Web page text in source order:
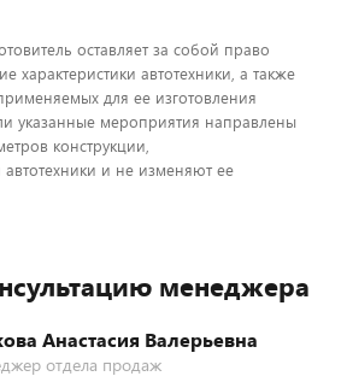
оставляет за собой право
характеристики автотехники, а также
для ее изготовления
указанные мероприятия направлены
конструкции,
и не изменяют ее
менеджера
Анастасия Валерьевна
отдела продаж